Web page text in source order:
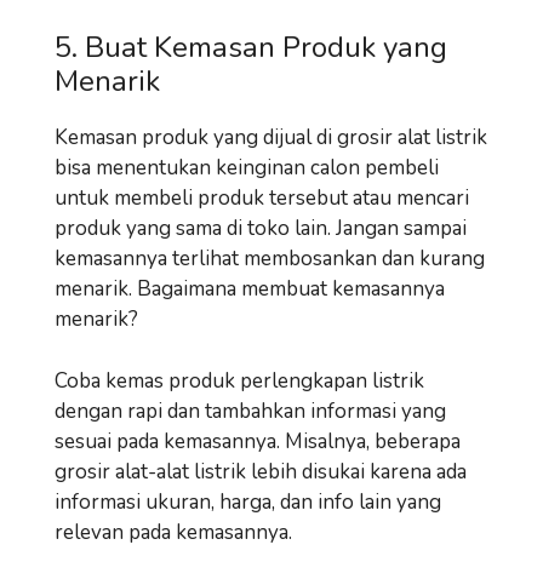
5. Buat Kemasan Produk yang
Menarik
Kemasan produk yang dijual di grosir alat listrik
bisa menentukan keinginan calon pembeli
untuk membeli produk tersebut atau mencari
produk yang sama di toko lain. Jangan sampai
kemasannya terlihat membosankan dan kurang
menarik. Bagaimana membuat kemasannya
menarik?
Coba kemas produk perlengkapan listrik
dengan rapi dan tambahkan informasi yang
sesuai pada kemasannya. Misalnya, beberapa
grosir alat-alat listrik lebih disukai karena ada
informasi ukuran, harga, dan info lain yang
relevan pada kemasannya.